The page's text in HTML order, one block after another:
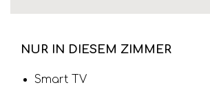
NUR IN DIESEM ZIMMER
Smart TV